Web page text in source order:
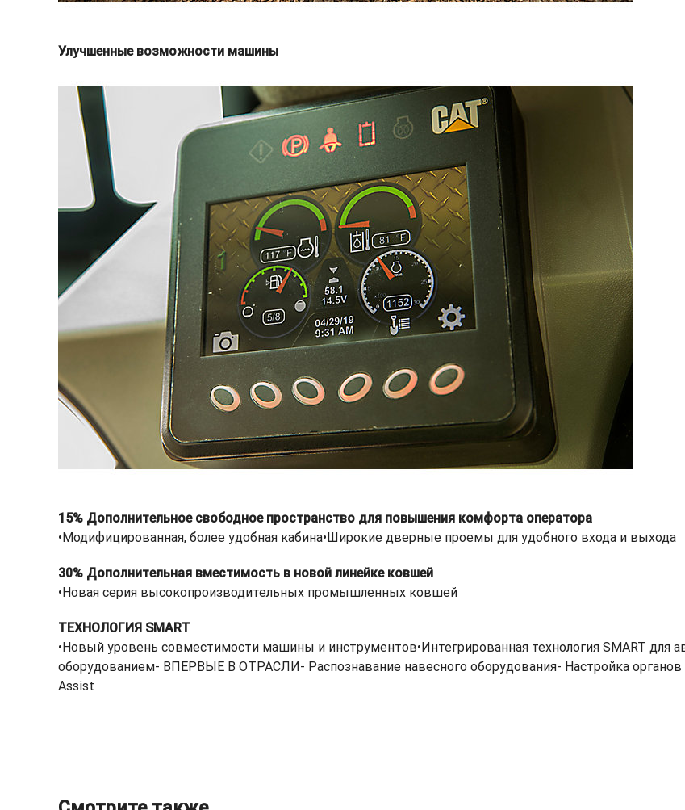
Улучшенные возможности машины
15% Дополнительное свободное пространство для повышения комфорта оператора
•Модифицированная, более удобная кабина•Широкие дверные проемы для удобного входа и выхода
30% Дополнительная вместимость в новой линейке ковшей
•Новая серия высокопроизводительных промышленных ковшей
ТЕХНОЛОГИЯ SMART
•Новый уровень совместимости машины и инструментов•Интегрированная технология SMART
оборудованием- ВПЕРВЫЕ В ОТРАСЛИ- Распознавание навесного оборудования- Настройка органов
Assist